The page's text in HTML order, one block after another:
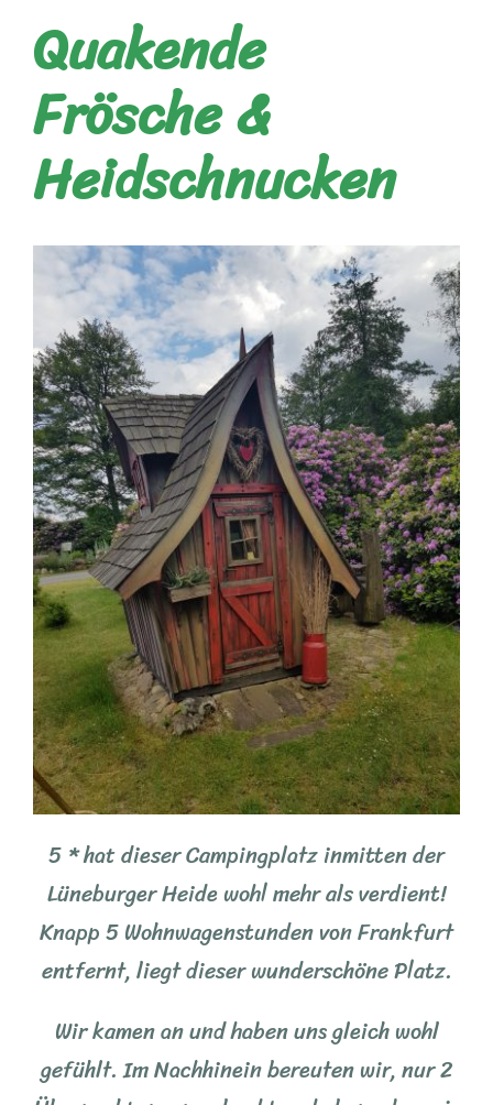
Quakende
Frösche &
Heidschnucken
5 * hat dieser Campingplatz inmitten der
Lüneburger Heide wohl mehr als verdient!
Knapp 5 Wohnwagenstunden von Frankfurt
entfernt, liegt dieser wunderschöne Platz.
Wir kamen an und haben uns gleich wohl
gefühlt. Im Nachhinein bereuten wir, nur 2